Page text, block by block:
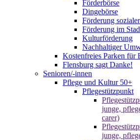
Förderbörse
Dingebörse
Förderung
Förderung im
Kulturförderung
Nachhaltiger
Kostenfreies Parken für
Flensburg sagt Danke!
Senioren/-innen
Pflege und Kultur 50+
Pflegestützpunkt
junge,
carer)
junge,